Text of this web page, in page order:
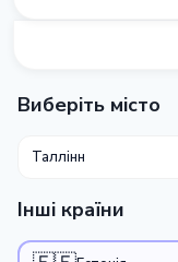
Виберіть місто
Таллінн
Інші країни